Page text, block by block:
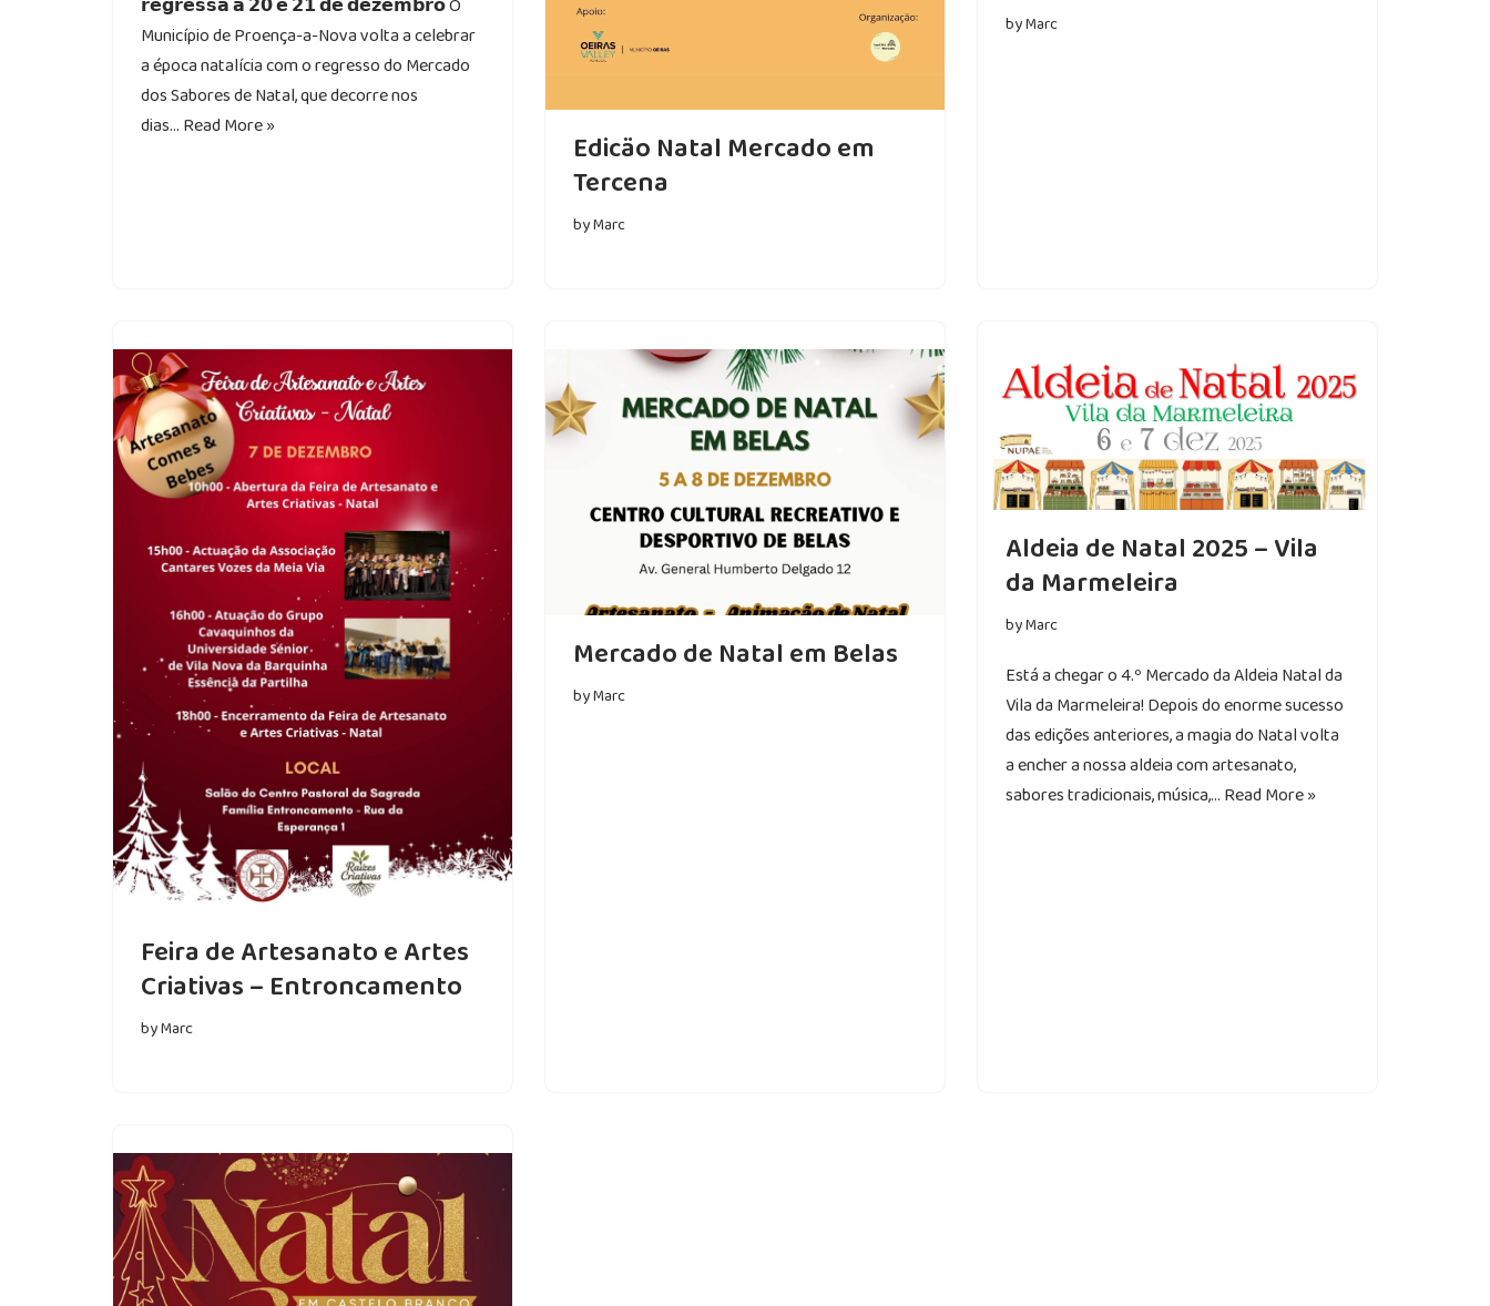
𝗿𝗲𝗴𝗿𝗲𝘀𝘀𝗮 𝗮 𝟮𝟬 𝗲 𝟮𝟭 𝗱𝗲 𝗱𝗲𝘇𝗲𝗺𝗯𝗿𝗼 O
Município de Proença-a-Nova volta a celebrar
a época natalícia com o regresso do Mercado
dos Sabores de Natal, que decorre nos
dias… Read More »
Edicäo Natal Mercado em
Tercena
byMarc
byMarc
Feira de Artesanato e Artes
Criativas – Entroncamento
byMarc
Mercado de Natal em Belas
byMarc
Aldeia de Natal 2025 – Vila
da Marmeleira
byMarc
Está a chegar o 4.º Mercado da Aldeia Natal da
Vila da Marmeleira! Depois do enorme sucesso
das edições anteriores, a magia do Natal volta
a encher a nossa aldeia com artesanato,
sabores tradicionais, música,… Read More »